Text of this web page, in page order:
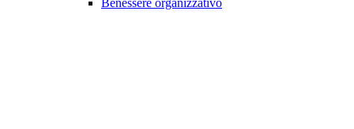
Benessere organizzativo